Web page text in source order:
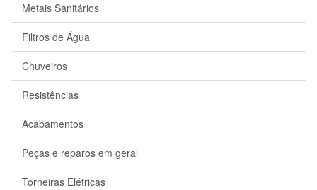
Metais Sanitários
Filtros de Água
Chuveiros
Resistências
Acabamentos
Peças e reparos em geral
Torneiras Elétricas